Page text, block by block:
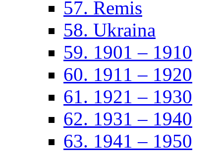
57. Remis
58. Ukraina
59. 1901 – 1910
60. 1911 – 1920
61. 1921 – 1930
62. 1931 – 1940
63. 1941 – 1950